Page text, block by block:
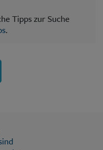
Tipps zur Suche
.